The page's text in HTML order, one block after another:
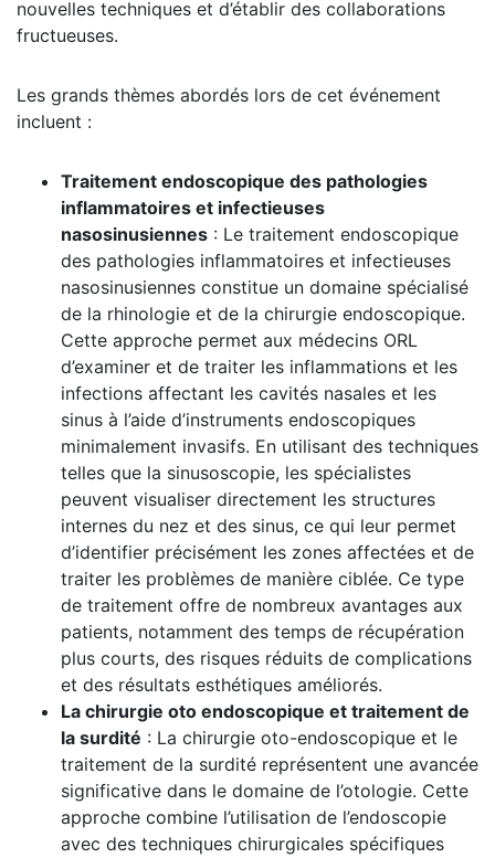
nouvelles techniques et d’établir des collaborations
fructueuses.
Les grands thèmes abordés lors de cet événement
incluent :
Traitement endoscopique des pathologies
inflammatoires et infectieuses
nasosinusiennes : Le traitement endoscopique
des pathologies inflammatoires et infectieuses
nasosinusiennes constitue un domaine spécialisé
de la rhinologie et de la chirurgie endoscopique.
Cette approche permet aux médecins ORL
d’examiner et de traiter les inflammations et les
infections affectant les cavités nasales et les
sinus à l’aide d’instruments endoscopiques
minimalement invasifs. En utilisant des techniques
telles que la sinusoscopie, les spécialistes
peuvent visualiser directement les structures
internes du nez et des sinus, ce qui leur permet
d’identifier précisément les zones affectées et de
traiter les problèmes de manière ciblée. Ce type
de traitement offre de nombreux avantages aux
patients, notamment des temps de récupération
plus courts, des risques réduits de complications
et des résultats esthétiques améliorés.
La chirurgie oto endoscopique et traitement de
la surdité : La chirurgie oto-endoscopique et le
traitement de la surdité représentent une avancée
significative dans le domaine de l’otologie. Cette
approche combine l’utilisation de l’endoscopie
avec des techniques chirurgicales spécifiques